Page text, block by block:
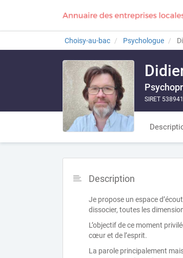
Choisy-au-bac Psychologue
SIRET
Description
Je propose un espace
dissocier, toutes les
L’objectif de ce moment
cœur et de l’esprit.
La parole principalement